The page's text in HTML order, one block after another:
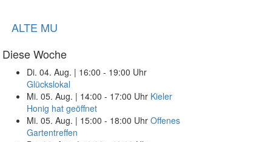
ALTE MU
Diese Woche
Di. 04. Aug. | 16:00 - 19:00 Uhr
Glückslokal
Mi. 05. Aug. | 14:00 - 17:00 Uhr Kieler
Honig hat geöffnet
Mi. 05. Aug. | 15:00 - 18:00 Uhr Offenes
Gartentreffen